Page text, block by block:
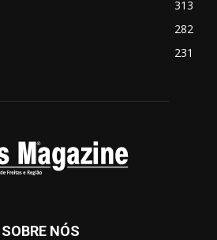
313
282
231
SOBRE NÓS